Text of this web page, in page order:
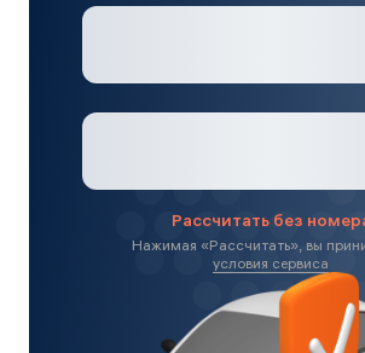
Рассчитать без
Нажимая «Рассчитать», вы
условия сервиса